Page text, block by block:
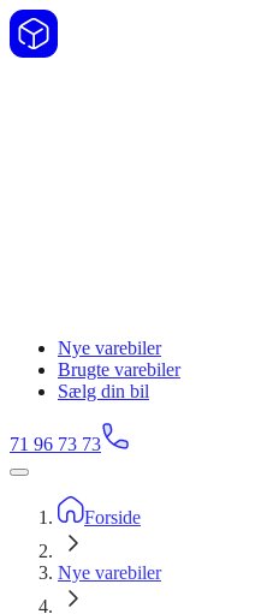
Nye varebiler
Brugte varebiler
Sælg din bil
71 96 73 73
Forside
Nye varebiler